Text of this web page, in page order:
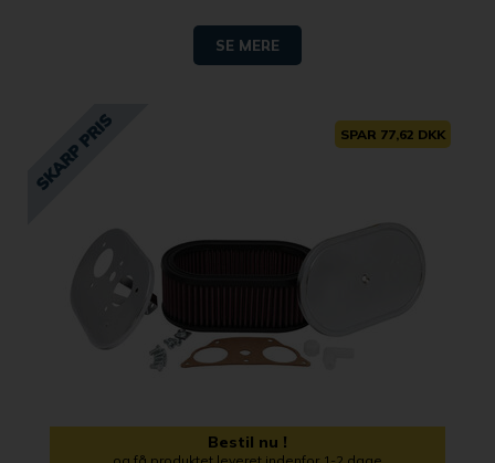
SE MERE
SPAR 77,62 DKK
Bestil nu !